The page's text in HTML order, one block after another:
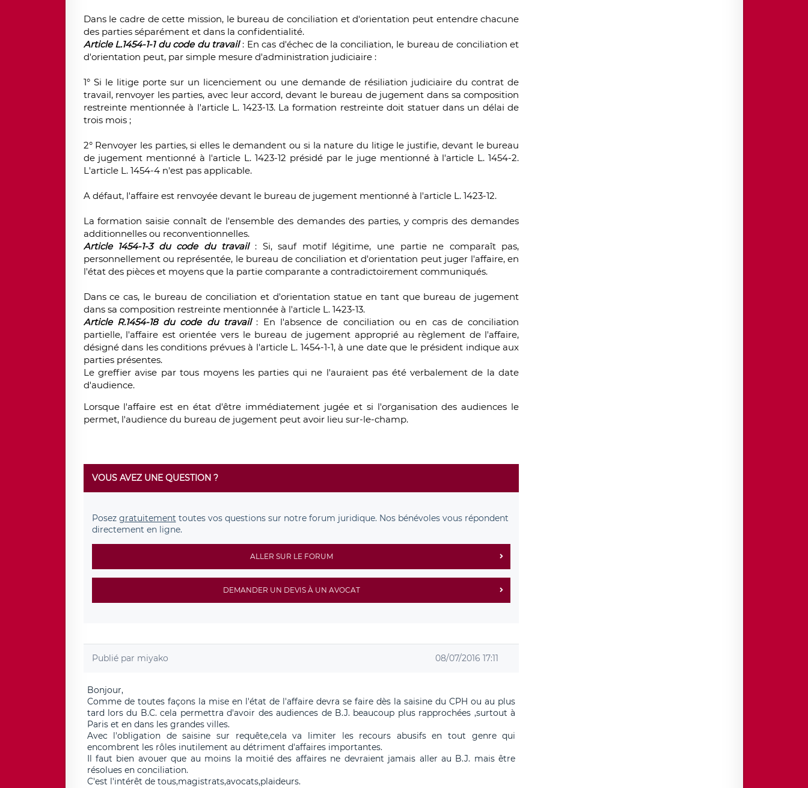
Dans le cadre de cette mission, le bureau de conciliation et d'orientation peut entendre chacune
des parties séparément et dans la confidentialité.
Article L.1454-1-1 du code du travail: En cas d'échec de la conciliation, le bureau de conciliation et
d'orientation peut, par simple mesure d'administration judiciaire :
1° Si le litige porte sur un licenciement ou une demande de résiliation judiciaire du contrat de
travail, renvoyer les parties, avec leur accord, devant le bureau de jugement dans sa composition
restreinte mentionnée à l'article L. 1423-13. La formation restreinte doit statuer dans un délai de
trois mois ;
2° Renvoyer les parties, si elles le demandent ou si la nature du litige le justifie, devant le bureau
de jugement mentionné à l'article L. 1423-12 présidé par le juge mentionné à l'article L. 1454-2.
L'article L. 1454-4 n'est pas applicable.
A défaut, l'affaire est renvoyée devant le bureau de jugement mentionné à l'article L. 1423-12.
La formation saisie connaît de l'ensemble des demandes des parties, y compris des demandes
additionnelles ou reconventionnelles.
Article 1454-1-3 du code du travail : Si, sauf motif légitime, une partie ne comparaît pas,
personnellement ou représentée, le bureau de conciliation et d'orientation peut juger l'affaire, en
l'état des pièces et moyens que la partie comparante a contradictoirement communiqués.
Dans ce cas, le bureau de conciliation et d'orientation statue en tant que bureau de jugement
dans sa composition restreinte mentionnée à l'article L. 1423-13.
Article R.1454-18 du code du travail: En l'absence de conciliation ou en cas de conciliation
partielle, l'affaire est orientée vers le bureau de jugement approprié au règlement de l'affaire,
désigné dans les conditions prévues à l'article L. 1454-1-1, à une date que le président indique aux
parties présentes.
Le greffier avise par tous moyens les parties qui ne l'auraient pas été verbalement de la date
d'audience.
Lorsque l'affaire est en état d'être immédiatement jugée et si l'organisation des audiences le
permet, l'audience du bureau de jugement peut avoir lieu sur-le-champ.
VOUS AVEZ UNE QUESTION ?
Posez gratuitement toutes vos questions sur notre forum juridique. Nos bénévoles vous répondent
directement en ligne.
ALLER SUR LE FORUM
DEMANDER UN DEVIS À UN AVOCAT
Publié par miyako 08/07/2016 17:11
Bonjour,
Comme de toutes façons la mise en l'état de l'affaire devra se faire dès la saisine du CPH ou au plus
tard lors du B.C. cela permettra d'avoir des audiences de B.J. beaucoup plus rapprochées ,surtout à
Paris et en dans les grandes villes.
Avec l'obligation de saisine sur requête,cela va limiter les recours abusifs en tout genre qui
encombrent les rôles inutilement au détriment d'affaires importantes.
Il faut bien avouer que au moins la moitié des affaires ne devraient jamais aller au B.J. mais être
résolues en conciliation.
C'est l'intérêt de tous,magistrats,avocats,plaideurs.